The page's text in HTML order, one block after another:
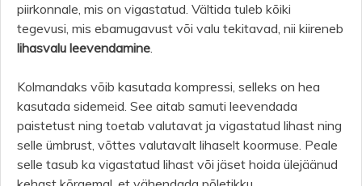
piirkonnale, mis on vigastatud. Vältida tuleb kõiki
tegevusi, mis ebamugavust või valu tekitavad, nii kiireneb
lihasvalu leevendamine.
Kolmandaks võib kasutada kompressi, selleks on hea
kasutada sidemeid. See aitab samuti leevendada
paistetust ning toetab valutavat ja vigastatud lihast ning
selle ümbrust, võttes valutavalt lihaselt koormuse. Peale
selle tasub ka vigastatud lihast või jäset hoida ülejäänud